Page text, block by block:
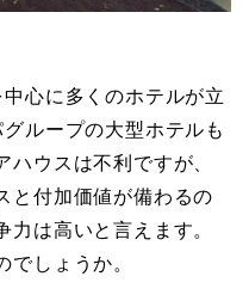
心に多くのホテルが立
ループの大型ホテルも
ハウスは不利ですが、
と付加価値が備わるの
力は高いと言えます。
でしょうか。